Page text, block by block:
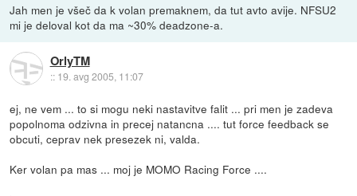
Jah men je všeč da k volan premaknem, da tut avto avije. NFSU2
mi je deloval kot da ma ~30% deadzone-a.
OrlyTM
:: 19. avg 2005, 11:07
ej, ne vem ... to si mogu neki nastavitve falit ... pri men je zadeva
popolnoma odzivna in precej natancna .... tut force feedback se
obcuti, ceprav nek presezek ni, valda.
Ker volan pa mas ... moj je MOMO Racing Force ....